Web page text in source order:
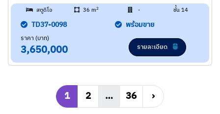
สตูดิโอ 36 m2 - ชั้น 14
TD37-0098 พร้อมขาย
ราคา (บาท)
3,650,000 รายละเอียด
1 2 … 36 ›